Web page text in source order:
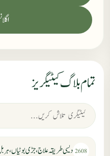
تمام بلاگ کیٹیگریز
2608 دیسی طریقہ علاج، جڑی بوٹیاں،